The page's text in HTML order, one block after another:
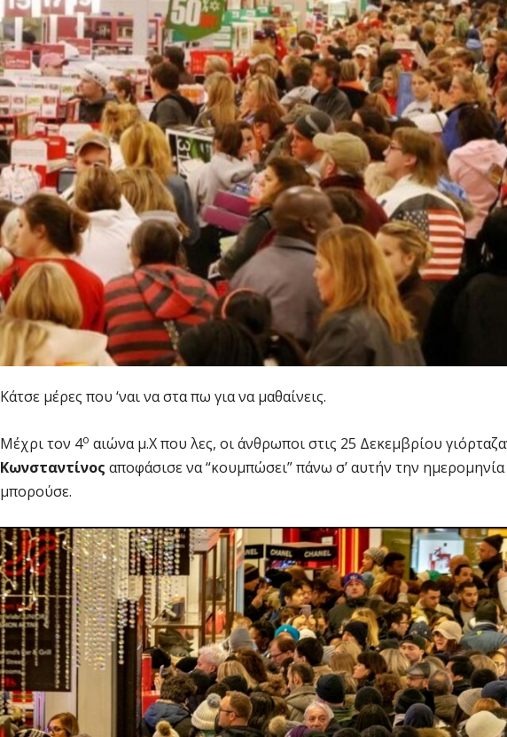
Κάτσε μέρες που ‘ναι να στα πω για να μαθαίνεις.
Μέχρι τον 4ο αιώνα μ.Χ που λες, οι άνθρωποι στις 25 Δεκεμβρίου
Κωνσταντίνος αποφάσισε να “κουμπώσει” πάνω σ’ αυτήν την
μπορούσε.